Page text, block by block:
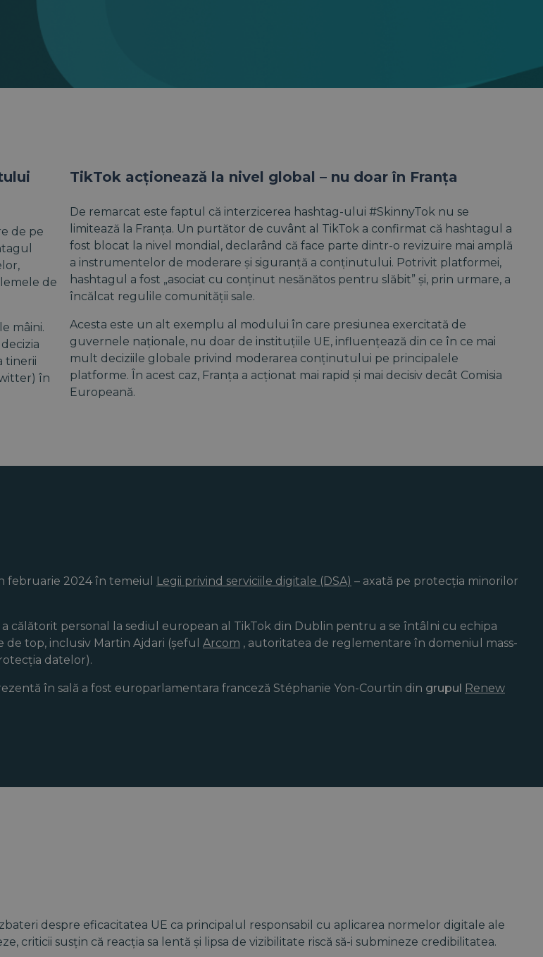
de pe
de
mâini.
tinerii
în
TikTok acționează la nivel global – nu doar în Franța
De remarcat este faptul că interzicerea hashtag-ului #SkinnyTok nu se
limitează la Franța. Un purtător de cuvânt al TikTok a confirmat că hashtagul a
fost blocat la nivel mondial, declarând că face parte dintr-o revizuire mai amplă
a instrumentelor de moderare și siguranță a conținutului. Potrivit platformei,
hashtagul a fost „asociat cu conținut nesănătos pentru slăbit” și, prin urmare, a
încălcat regulile comunității sale.
Acesta este un alt exemplu al modului în care presiunea exercitată de
guvernele naționale, nu doar de instituțiile UE, influențează din ce în ce mai
mult deciziile globale privind moderarea conținutului pe principalele
platforme. În acest caz, Franța a acționat mai rapid și mai decisiv decât Comisia
Europeană.
februarie 2024 în temeiul Legii privind serviciile digitale (DSA) – axată pe protecția minorilor
călătorit personal la sediul european al TikTok din Dublin pentru a se întâlni cu echipa
top, inclusiv Martin Ajdari (șeful Arcom , autoritatea de reglementare în domeniul mass-
datelor).
în sală a fost europarlamentara franceză Stéphanie Yon-Courtin din grupul Renew
despre eficacitatea UE ca principalul responsabil cu aplicarea normelor digitale ale
criticii susțin că reacția sa lentă și lipsa de vizibilitate riscă să-i submineze credibilitatea.